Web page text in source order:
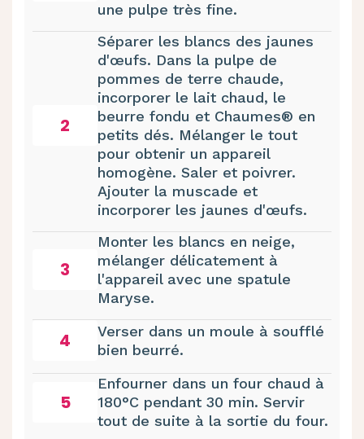
une pulpe très fine.
2
Séparer les blancs des jaunes
d'œufs. Dans la pulpe de
pommes de terre chaude,
incorporer le lait chaud, le
beurre fondu et Chaumes® en
petits dés. Mélanger le tout
pour obtenir un appareil
homogène. Saler et poivrer.
Ajouter la muscade et
incorporer les jaunes d'œufs.
3
Monter les blancs en neige,
mélanger délicatement à
l'appareil avec une spatule
Maryse.
4
Verser dans un moule à soufflé
bien beurré.
5
Enfourner dans un four chaud à
180°C pendant 30 min. Servir
tout de suite à la sortie du four.